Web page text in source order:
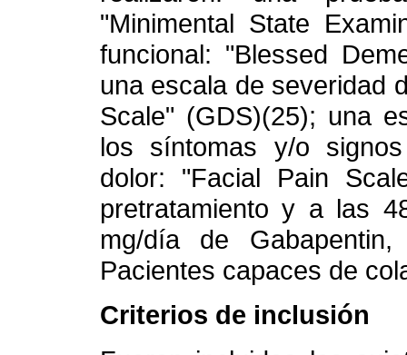
"Minimental State
funcional: "Blessed
una escala de severidad
Scale" (GDS)(25); una
los síntomas y/o
dolor: "Facial Pain
pretratamiento y a las
mg/día de
Pacientes capaces de
Criterios de inclusión